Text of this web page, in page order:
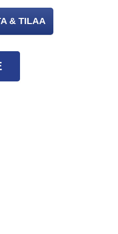
& TILAA